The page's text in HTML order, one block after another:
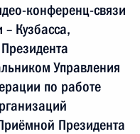
конференц-связи
Кузбасса,
Управления
по работе
Президента